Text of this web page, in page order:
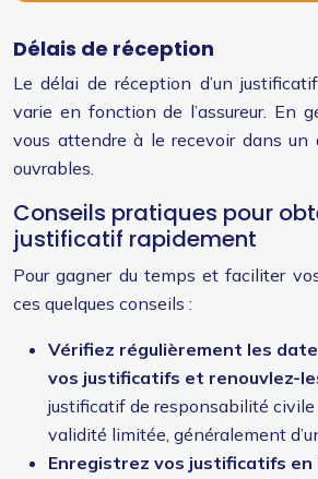
Délais de réception
Le délai de réception d’un
varie en fonction de l’assureur. En
vous attendre à le recevoir dans un
ouvrables.
Conseils pratiques pour
justificatif rapidement
Pour gagner du temps et faciliter
ces quelques conseils :
Vérifiez régulièrement les
vos justificatifs et renouvlez-
justificatif de responsabilité civile
validité limitée, généralement
Enregistrez vos justificatifs en